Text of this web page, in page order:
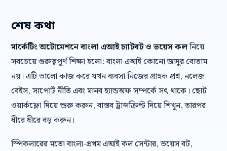
শেষ কথা
মার্কেটিং অটোমেশনে বাংলা এআই চ্যাটবট ও ভয়েস কলনিয়ে
সবচেয়ে গুরুত্বপূর্ণ শিক্ষা হলো: বাংলা এআই কোনো জাদুর বোতাম
নয়। এটি ভালো কাজ করে যখন ব্যবসা নিজের গ্রাহক প্রশ্ন, নলেজ
বেইস, সাপোর্ট নীতি এবং মানব হ্যান্ডঅফ সম্পর্কে সৎ থাকে। ছোট
ওয়ার্কফ্লো দিয়ে শুরু করুন, বাস্তব ট্রান্সক্রিপ্ট দিয়ে শিখুন, তারপর
ধীরে ধীরে বড় করুন।
স্পিকলারের মতো বাংলা-প্রথম এআই কল সেন্টার, ভয়েস বট,